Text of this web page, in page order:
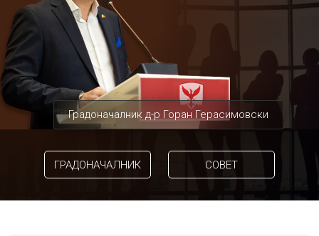
Градоначалник д-р Горан Герасимовски
ГРАДОНАЧАЛНИК СОВЕТ